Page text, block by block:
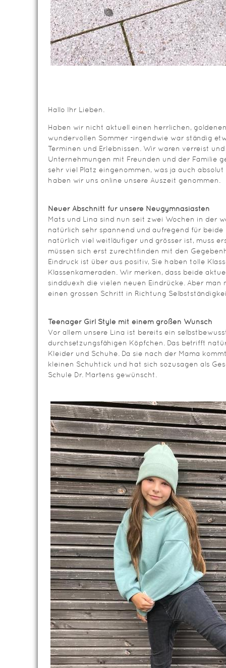
Hallo Ihr Lieben.
Haben wir nicht aktuell einen herrlichen,
wundervollen Sommer -irgendwie war ständig
Terminen und Erlebnissen. Wir waren verreist
Unternehmungen mit Freunden und der Familie
sehr viel Platz eingenommen, was ja auch
haben wir uns online unsere Auszeit genommen.
Neuer Abschnitt für unsere Neugymnasiasten
Mats und Lina sind nun seit zwei Wochen in der
natürlich sehr spannend und aufregend für beide
natürlich viel weitläufiger und grösser ist, muss
müssen sich erst zurechtfinden mit den
Eindruck ist über aus positiv, Sie haben tolle
Klassenkameraden. Wir merken, dass beide
sindduexh die vielen neuen Eindrücke. Aber
einen grossen Schritt in Richtung
Teenager Girl Style mit einem großen Wunsch
Vor allem unsere Lina ist bereits ein
durchsetzungsfähigen Köpfchen. Das betrifft
Kleider und Schuhe. Da sie nach der Mama
kleinen Schuhtick und hat sich sozusagen als
Schule Dr. Martens gewünscht.